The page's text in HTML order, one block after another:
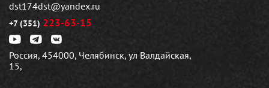
dst174dst@yandex.ru
+7 (351) 223-63-15
Россия, 454000, Челябинск, ул Валдайская,
15,